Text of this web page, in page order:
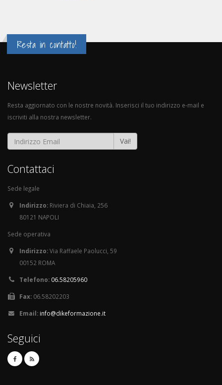
LIBRO II - DELL'APPALTO (artt. 48 - 140) [+]
LIBRO III - DELL'APPALTO NEI SETTORI SPECIALI (artt. 141 - 173) [+]
CONCESSIONI (artt. 174 - 197) [+]
ANTICORRUZIONE. DISPOSIZIONI FINALI E TRANSITORIE (artt. 209 - 229)
[+]
ALLEGATI
Resta in contatto!
Newsletter
Resta aggiornato con le nostre novità. Inserisci il tuo indirizzo e-mail e
iscriviti alla nostra newsletter.
Vai!
Contattaci
Sede legale
Indirizzo: Riviera di Chiaia, 256
80121 NAPOLI
Sede operativa
Indirizzo:Via Raffaele Paolucci, 59
00152 ROMA
Telefono: 06.58205960
Fax: 06.58202203
Email: info@dikeformazione.it
Seguici